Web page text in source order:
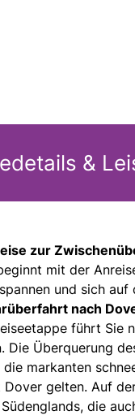
&
zur
mit der
und sich
nach
führt Sie
Die Überquerung
die markanten
Dover gelten. Auf
die